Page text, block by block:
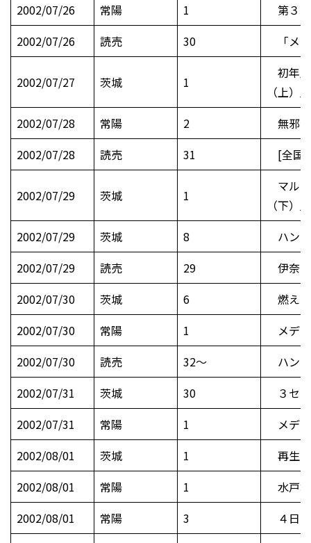
2002/07/26
常陽 1
第３
2002/07/26
読売 30 「メ
2002/07/27 茨城 1
初年
（上）」
2002/07/28
常陽 2
無邪
2002/07/28
読売 31 [全国
2002/07/29 茨城 1
マル
（下）」
2002/07/29
茨城 8
ハン
2002/07/29
読売 29
伊奈
2002/07/30
茨城 6
燃え
2002/07/30
常陽 1
メデ
2002/07/30
読売 32～
ハン
2002/07/31
茨城 30
３セ
2002/07/31
常陽 1
メデ
2002/08/01
茨城 1
再生
2002/08/01
常陽 1
水戸
2002/08/01
常陽 3
４日